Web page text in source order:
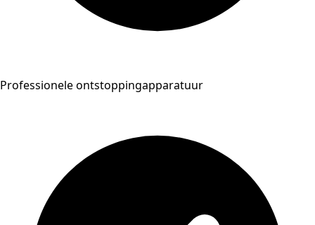
Professionele ontstoppingapparatuur